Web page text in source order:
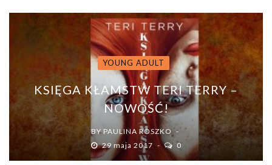
YOUNG ADULT
KSIĘGA KŁAMSTW TERI TERRY –
NOWOŚĆ!
BY PAULINA ROSZKO
29 maja 2017
0